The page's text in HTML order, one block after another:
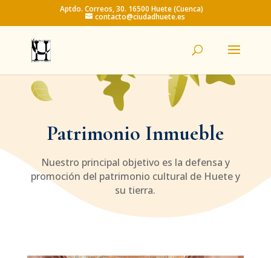
Aptdo. Correos, 30. 16500 Huete (Cuenca)
contacto@ciudadhuete.es
Patrimonio Inmueble
Nuestro principal objetivo es la defensa y
promoción del patrimonio cultural de Huete y
su tierra.